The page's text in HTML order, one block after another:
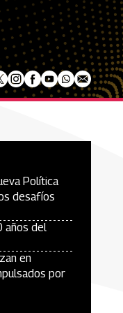
Política
desafíos
años del
en
por